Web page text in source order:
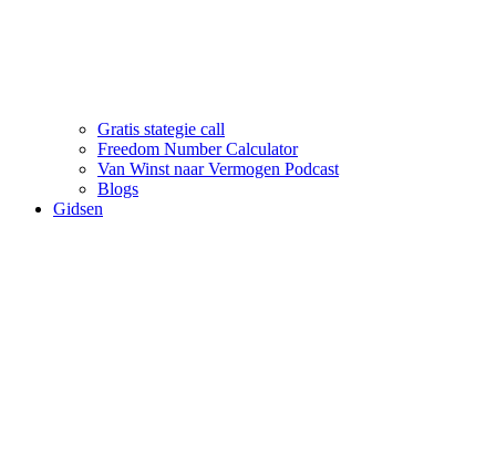
Gratis stategie call
Freedom Number Calculator
Van Winst naar Vermogen Podcast
Blogs
Gidsen